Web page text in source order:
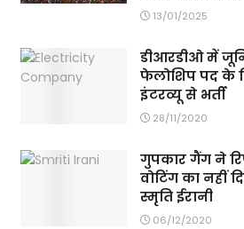
13/01/2025
डीआरडीओ में
फेलोशिप पद के
इंटरव्यू से भर्ती
28/11/2020
गुपकार गैंग ने
वोटिंग का नहीं
स्मृति ईरानी
06/12/2020